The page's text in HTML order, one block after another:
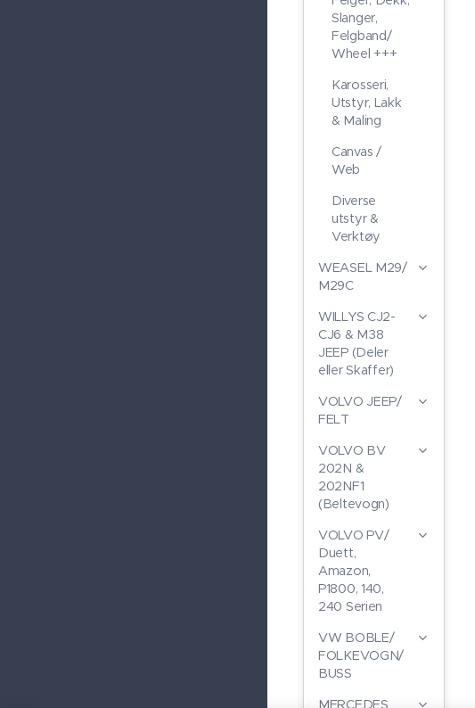
Slanger,
Felgband/
Wheel +++
Karosseri,
Utstyr, Lakk
& Maling
Canvas /
Web
Diverse
utstyr &
Verktøy
WEASEL M29/
M29C
WILLYS CJ2-
CJ6 & M38
JEEP (Deler
eller Skaffer)
VOLVO JEEP/
FELT
VOLVO BV
202N &
202NF1
(Beltevogn)
VOLVO PV/
Duett,
Amazon,
P1800, 140,
240 Serien
VW BOBLE/
FOLKEVOGN/
BUSS
MERCEDES